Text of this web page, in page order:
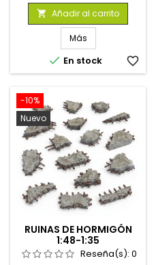
base
 Añadir al carrito
Más
 En stock favorite_border
-10%
Nuevo
RUINAS DE HORMIGÓN
1:48-1:35
Reseña(s): 0